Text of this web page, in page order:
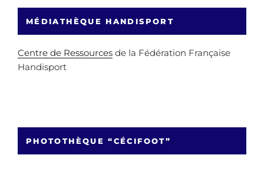
MÉDIATHÈQUE HANDISPORT
Centre de Ressources de la Fédération Française
Handisport
PHOTOTHÈQUE “CÉCIFOOT”